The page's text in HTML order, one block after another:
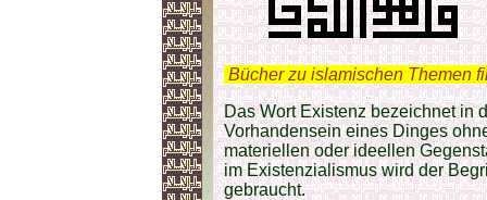
Bücher zu islamischen Themen
Das Wort Existenz bezeichnet in
Vorhandensein eines Dinges
materiellen oder ideellen
im Existenzialismus wird der
gebraucht.